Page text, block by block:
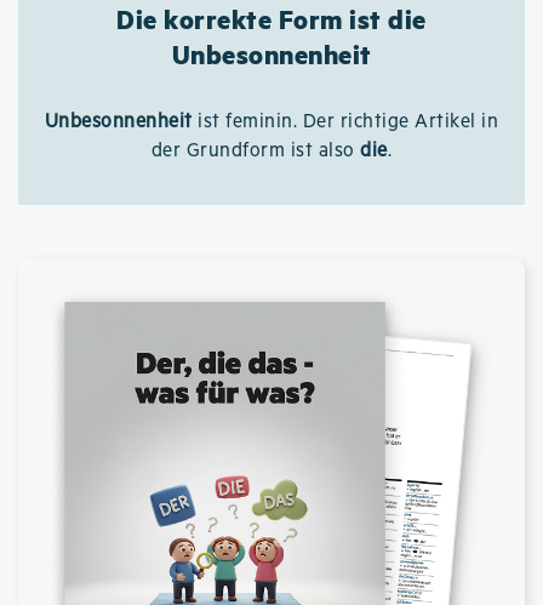
Die korrekte Form ist die
Unbesonnenheit
Unbesonnenheit ist feminin. Der richtige Artikel in
der Grundform ist alsodie.